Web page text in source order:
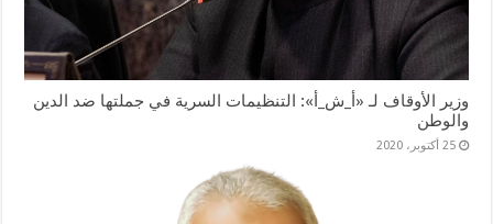
وزير الأوقاف لـ «أ_ش_أ»: التنظيمات السرية في جملتها ضد الدين
والوطن
25 أكتوبر، 2020